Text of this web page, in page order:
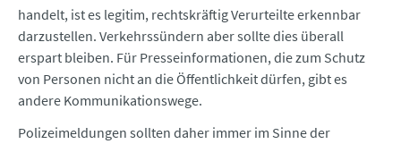
handelt, ist es legitim, rechtskräftig Verurteilte erkennbar
darzustellen. Verkehrssündern aber sollte dies überall
erspart bleiben. Für Presseinformationen, die zum Schutz
von Personen nicht an die Öffentlichkeit dürfen, gibt es
andere Kommunikationswege.
Polizeimeldungen sollten daher immer im Sinne der